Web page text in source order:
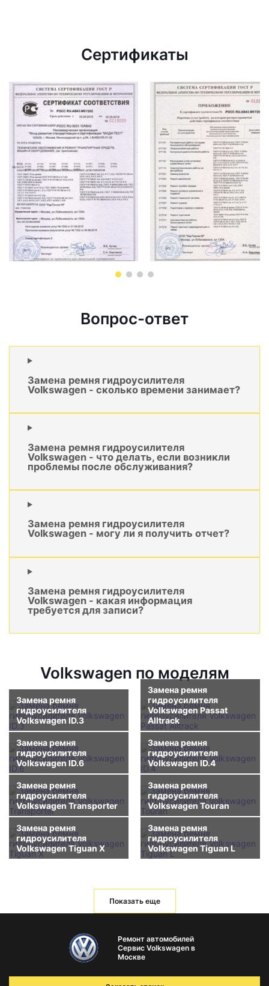
Сертификаты
Вопрос-ответ
Замена ремня гидроусилителя
Volkswagen - сколько времени занимает?
Замена ремня гидроусилителя
Volkswagen - что делать, если возникли
проблемы после обслуживания?
Замена ремня гидроусилителя
Volkswagen - могу ли я получить отчет?
Замена ремня гидроусилителя
Volkswagen - какая информация
требуется для записи?
Volkswagen по моделям
Замена ремня
гидроусилителя
Volkswagen ID.3
Замена ремня
гидроусилителя
Volkswagen Passat
Alltrack
Замена ремня
гидроусилителя
Volkswagen ID.6
Замена ремня
гидроусилителя
Volkswagen ID.4
Замена ремня
гидроусилителя
Volkswagen Transporter
Замена ремня
гидроусилителя
Volkswagen Touran
Замена ремня
гидроусилителя
Volkswagen Tiguan X
Замена ремня
гидроусилителя
Volkswagen Tiguan L
Показать еще
Ремонт автомобилей
Сервис Volkswagen в
Москве